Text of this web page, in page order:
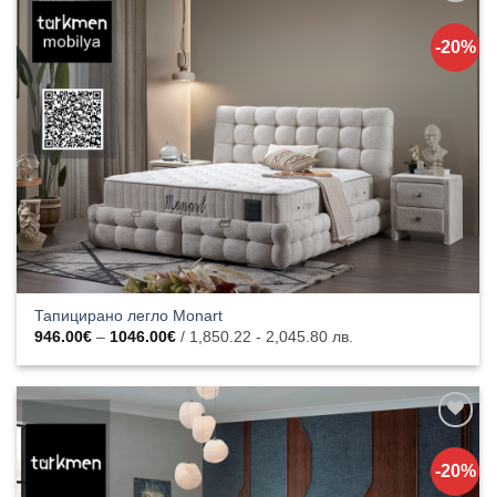
-20%
към
списъка с
харесани
Тапицирано легло Monart
946.00€ – 1046.00€Price
946.00€
1046.00€
/ 1,850.22 - 2,045.80 лв.
-20%
към
списъка с
харесани